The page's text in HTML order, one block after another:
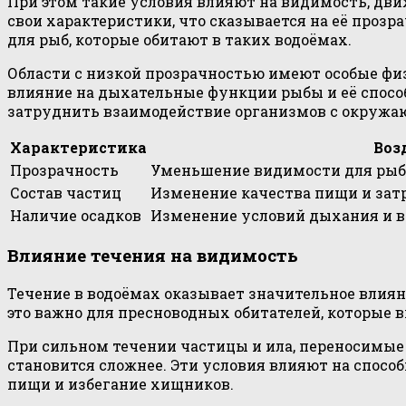
свои характеристики, что сказывается на её
для рыб, которые обитают в таких водоёмах.
Области с низкой прозрачностью имеют особые
влияние на дыхательные функции рыбы и её
затруднить взаимодействие организмов с
Характеристика
Прозрачность
Уменьшение видимости для рыб
Состав частиц
Изменение качества пищи и
Наличие осадков Изменение условий дыхания и
Влияние течения на видимость
Течение в водоёмах оказывает значительное
это важно для пресноводных обитателей,
При сильном течении частицы и ила,
становится сложнее. Эти условия влияют на
пищи и избегание хищников.